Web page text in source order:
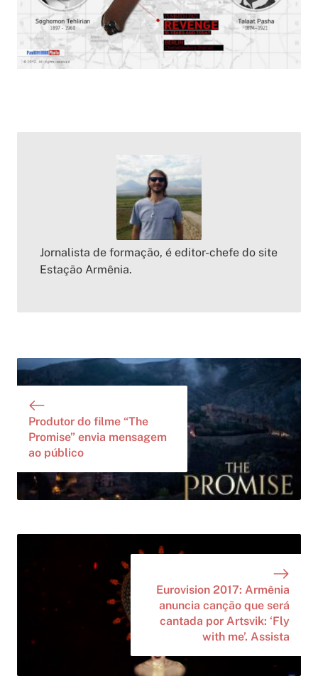
Jornalista de formação, é editor-chefe do site
Estação Armênia.
Produtor do filme “The
Promise” envia mensagem
ao público
Eurovision 2017: Armênia
anuncia canção que será
cantada por Artsvik: ‘Fly
with me’. Assista